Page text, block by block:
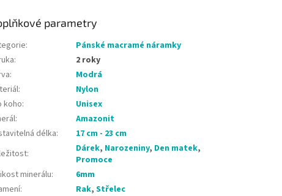
parametry
:
Pánské macramé náramky
:
2 roky
:
Modrá
:
Nylon
koho:
Unisex
:
Amazonit
délka:
17 cm - 23 cm
: Dárek, Narozeniny, Den matek,
Promoce
minerálu:
6mm
: Rak,Střelec